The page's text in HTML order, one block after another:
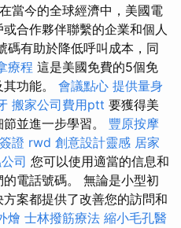
在當今的全球經濟中，美國電
合作夥伴聯繫的企業和個人
碼有助於降低呼叫成本，同
療程 這是美國免費的5個免
功能。 會議點心 提供量身
搬家公司費用ptt 要獲得美
並進一步學習。 豐原按摩
證 rwd 創意設計靈感 居家
司 您可以使用適當的信息和
電話號碼。 無論是小型初
案都提供了改善您的訪問和
燴 士林撥筋療法 縮小毛孔醫